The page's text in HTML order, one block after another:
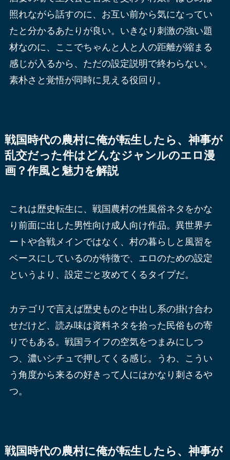
照れながら話すのに、お互い前から気になってい
たと分かるあたりが良い。いきなり刺激の強い題
材なのに、ここでちゃんと人と人の距離が縮まる
感じが入るから、ただの設定説明で終わらない。
素朴さと覚悟が同時に見える役回り。
戦国時代の農村に俺が転生したら、神事が
乱交だった件はどんなジャンルのエロ漫
画？作風と魅力を解説
これは歴史転生に、戦国農村の性風俗ネタをかな
り前面に出した男性向け成人向け作品。異世界チ
ートや合戦メインではなく、村の暮らしと風習を
ベースにしているのが特徴で、エロのための設定
というより、設定ごと攻めてくるタイプだ。
カテゴリで言えば歴史ものと中出し系の掛け合わ
せだけど、読み味は資料ネタを拾った民俗もの寄
りでもある。戦国ライフの空気をつまみにしつ
つ、濃いシチュで押してくる感じ。うわ、こうい
う角度から来るの好きって人にはかなり刺さるや
つ。
戦国時代の農村に俺が転生したら、神事が